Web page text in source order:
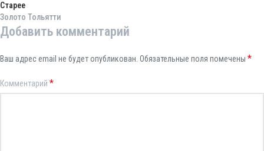
Старее
Золото Тольятти
Добавить комментарий
Ваш адрес email не будет опубликован. Обязательные поля помечены *
Комментарий *